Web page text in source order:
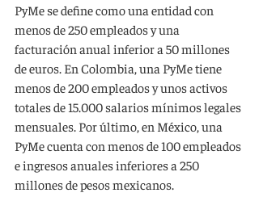
PyMe se define como una entidad con
menos de 250 empleados y una
facturación anual inferior a 50 millones
de euros. En Colombia, una PyMe tiene
menos de 200 empleados y unos activos
totales de 15.000 salarios mínimos legales
mensuales. Por último, en México, una
PyMe cuenta con menos de 100 empleados
e ingresos anuales inferiores a 250
millones de pesos mexicanos.